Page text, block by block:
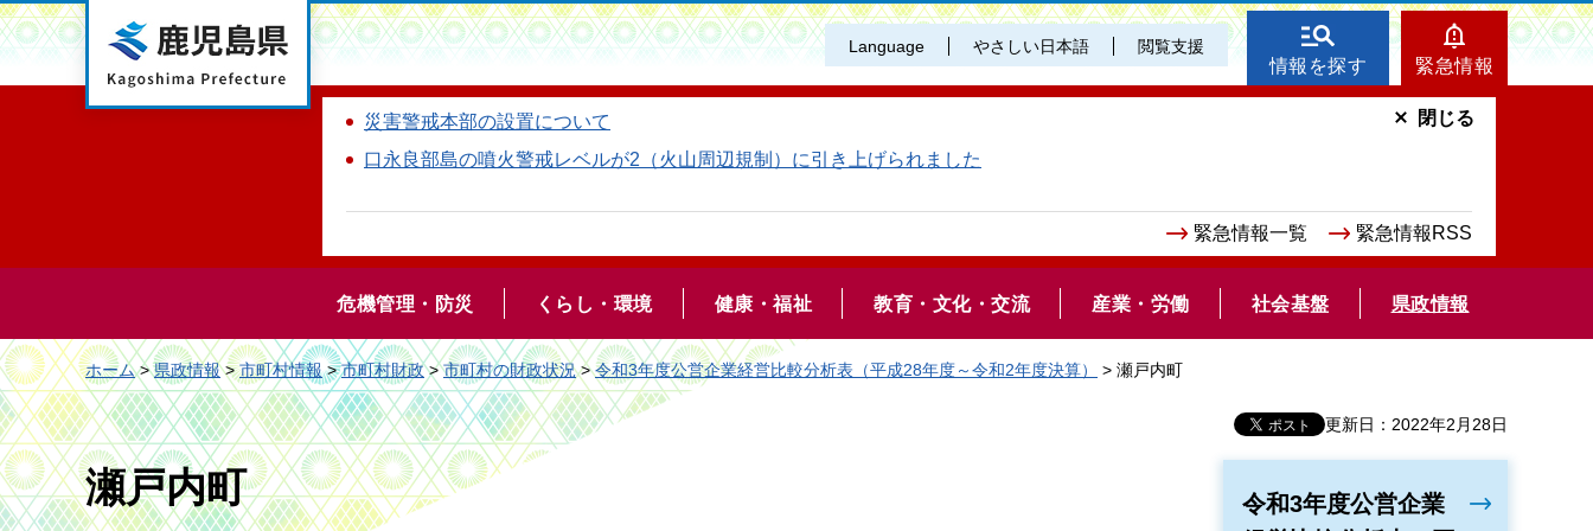
鹿児島県 Language やさしい日本語 閲覧支援
情報を探す 緊急情報
災害警戒本部の設置について
口永良部島の噴火警戒レベルが2（火山周辺規制）に引き上げられました
緊急情報一覧 緊急情報RSS
閉じる
危機管理・防災 くらし・環境 健康・福祉 教育・文化・交流 産業・労働 社会基盤 県政情報
ホーム>県政情報>市町村情報>市町村財政>市町村の財政状況>令和3年度公営企業経営比較分析表（平成28年度～令和2年度決算） > 瀬戸内町
更新日：2022年2月28日
瀬戸内町
令和3年度公営企業